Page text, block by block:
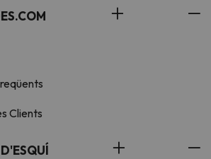
Clients